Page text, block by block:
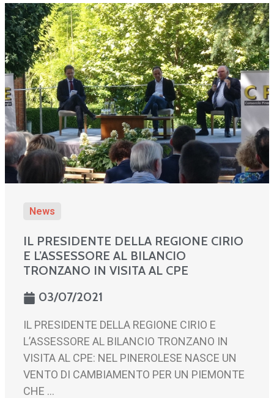
News
IL PRESIDENTE DELLA REGIONE CIRIO
E L’ASSESSORE AL BILANCIO
TRONZANO IN VISITA AL CPE
03/07/2021
IL PRESIDENTE DELLA REGIONE CIRIO E
L’ASSESSORE AL BILANCIO TRONZANO IN
VISITA AL CPE: NEL PINEROLESE NASCE UN
VENTO DI CAMBIAMENTO PER UN PIEMONTE
CHE ...